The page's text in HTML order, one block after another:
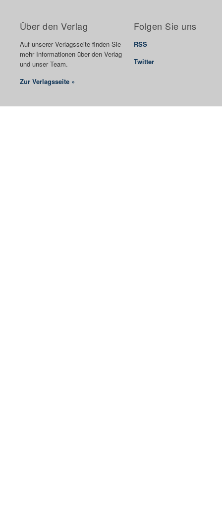
Über den Verlag
Auf unserer Verlagsseite finden Sie
mehr Informationen über den Verlag
und unser Team.
Zur Verlagsseite »
Folgen Sie uns
RSS
Twitter